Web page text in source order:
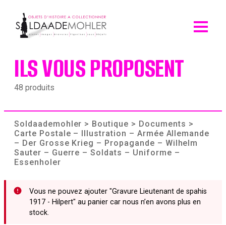
content
ILS VOUS PROPOSENT
48 produits
Soldaademohler > Boutique > Documents >
Carte Postale – Illustration – Armée Allemande
– Der Grosse Krieg – Propagande – Wilhelm
Sauter – Guerre – Soldats – Uniforme –
Essenholer
Vous ne pouvez ajouter "Gravure Lieutenant de spahis
1917 - Hilpert" au panier car nous n’en avons plus en
stock.